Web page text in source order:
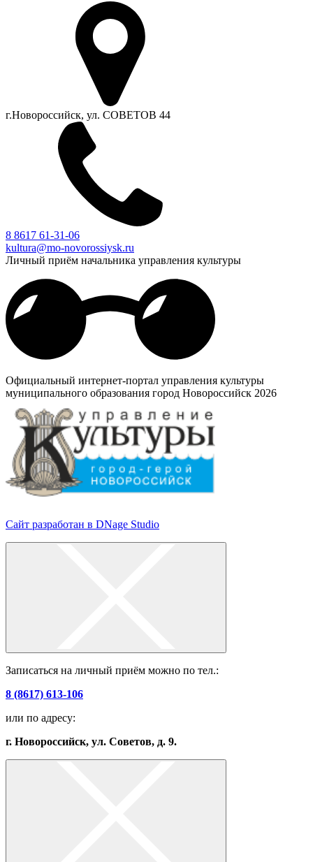
г.Новороссийск, ул. СОВЕТОВ 44
8 8617 61-31-06
kultura@mo-novorossiysk.ru
Личный приём начальника управления культуры
Официальный интернет-портал управления культуры
муниципального образования город Новороссийск 2026
Сайт разработан в DNage Studio
Записаться на личный приём можно по тел.:
8 (8617) 613-106
или по адресу:
г. Новороссийск, ул. Советов, д. 9.